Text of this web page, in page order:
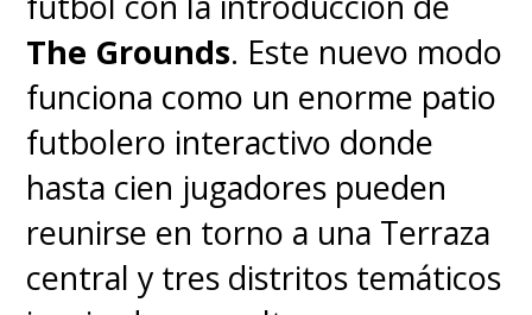
juegos "son en línea" y "generan
una adicción al videojuego".
Por ello, la presidenta añadió
que el objetivo será fortalecer la
estrategia de comunicación
The Grounds. Este nuevo modo
funciona como un enorme patio
futbolero interactivo donde
hasta cien jugadores pueden
reunirse en torno a una Terraza
central y tres distritos temáticos